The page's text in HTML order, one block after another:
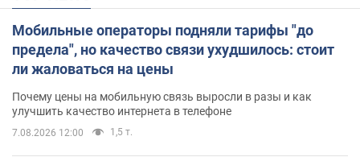
Мобильные операторы подняли тарифы "до
предела", но качество связи ухудшилось: стоит
ли жаловаться на цены
Почему цены на мобильную связь выросли в разы и как
улучшить качество интернета в телефоне
7.08.2026 12:00 1,5 т.